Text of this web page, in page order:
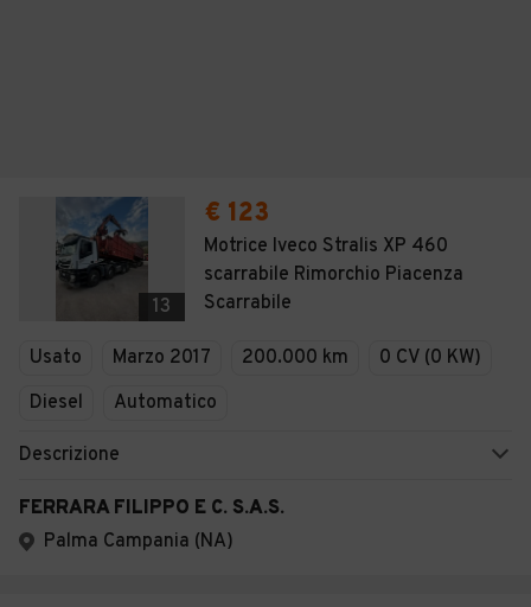
13
€ 123
Motrice Iveco Stralis XP 460
scarrabile Rimorchio Piacenza
Scarrabile
Usato Marzo 2017 200.000 km
0 CV (0 KW)
Diesel
Automatico
Descrizione
FERRARA FILIPPO E C. S.A.S.
Palma Campania (NA)